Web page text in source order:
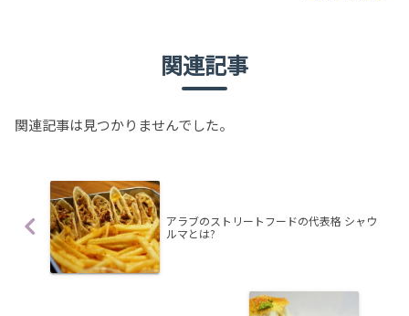
関連記事
関連記事は見つかりませんでした。
アラブのストリートフードの代表格 シャウ
ルマとは?